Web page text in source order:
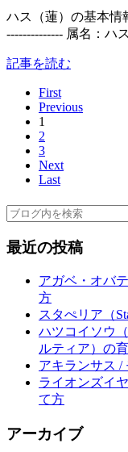
ハス（蓮）の基本情
-------------- 属名：ハ
記事を読む
First
Previous
1
2
3
Next
Last
最近の投稿
アガベ・オバ
方
スタぺリア（
ハツコイソウ
ルティア）の
アキランサス /
ライオンズイ
て方
アーカイブ